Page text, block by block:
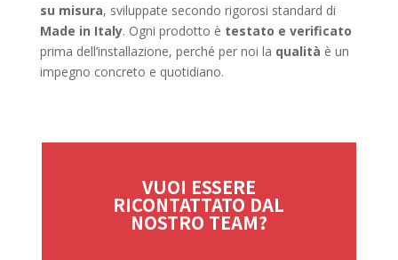
su misura, sviluppate secondo rigorosi standard di
Made in Italy. Ogni prodotto è testato e verificato
prima dell’installazione, perché per noi la qualità è un
impegno concreto e quotidiano.
VUOI ESSERE
RICONTATTATO DAL
NOSTRO TEAM?